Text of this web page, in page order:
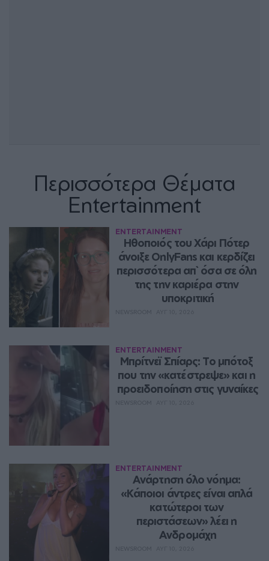
Περισσότερα Θέματα
Entertainment
ENTERTAINMENT
Ηθοποιός του Χάρι Πότερ
άνοιξε OnlyFans και κερδίζει
περισσότερα απ` όσα σε όλη
της την καριέρα στην
υποκριτική
ENTERTAINMENT
Μπρίτνεϊ Σπίαρς: Το μπότοξ
που την «κατέστρεψε» και η
προειδοποίηση στις γυναίκες
ENTERTAINMENT
Ανάρτηση όλο νόημα:
«Κάποιοι άντρες είναι απλά
κατώτεροι των
περιστάσεων» λέει η
Ανδρομάχη